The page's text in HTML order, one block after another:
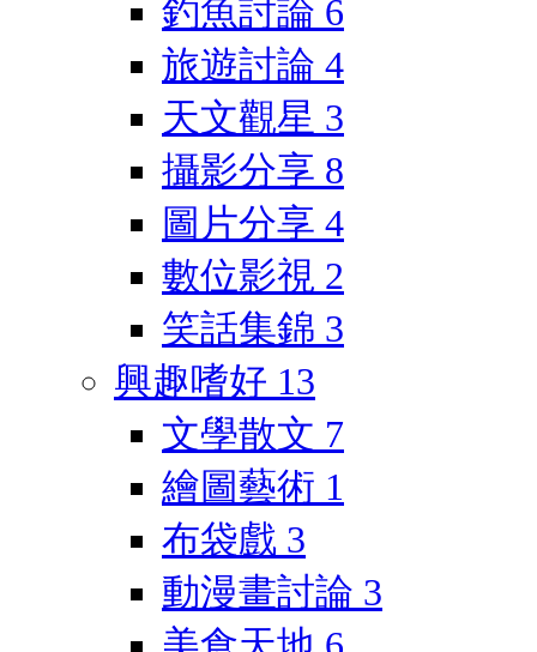
釣魚討論 6
旅遊討論 4
天文觀星 3
攝影分享 8
圖片分享 4
數位影視 2
笑話集錦 3
興趣嗜好 13
文學散文 7
繪圖藝術 1
布袋戲 3
動漫畫討論 3